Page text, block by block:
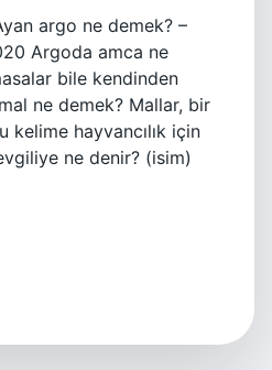
argo ne demek? –
Argoda amca ne
bile kendinden
ne demek? Mallar, bir
kelime hayvancılık için
ne denir? (isim)